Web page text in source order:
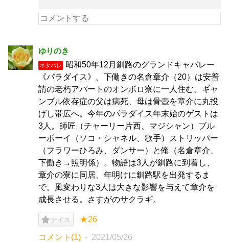
ゆりのき
ネタバレ
昭和50年12月釧路のグランドキャバレー
《パラダイス》。下働きの名倉章介（20）は安普
請の老朽アパートのオンボロ寮に一人住む。ギャ
ンブル依存症の父は病死、母は骨壺を章介に丸投
げし帯広へ。今年のパラダイス年末始のゲストは
3人。師匠（チャーリー片西、マジシャン）ブル
ーボーイ（ソコ・シャネル、歌手）ストリッパー
（フラワーひろみ、ダンサー）と俺（名倉章介、
下働き→照明係）。物語は3人が釧路に到着し、
章介の寮に同居、年明けに釧路駅を出発するま
で。風変わりな3人は大きな影響を与えて章介を
成長させる。さすがのサクラギ。
ナイス ★26
コメント(1) 2021/05/26